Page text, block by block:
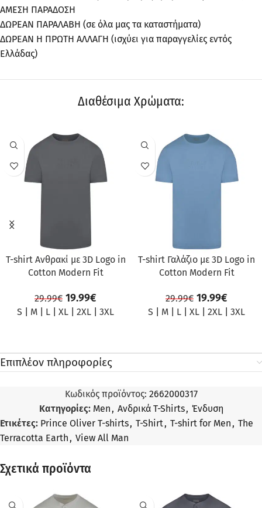
ΑΜΕΣΗ ΠΑΡΑΔΟΣΗ
ΔΩΡΕΑΝ ΠΑΡΑΛΑΒΗ (σε όλα μας τα καταστήματα)
ΔΩΡΕΑΝ Η ΠΡΩΤΗ ΑΛΛΑΓΗ (ισχύει για παραγγελίες εντός
Ελλάδας)
Διαθέσιμα Χρώματα:
ΠΡΟΣΦΟΡΆ
T-shirt Ανθρακί με 3D Logo in
Cotton Modern Fit
29.99€ 19.99€
S M L XL 2XL 3XL
ΠΡΟΣΦΟΡΆ
T-shirt Γαλάζιο με 3D Logo in
Cotton Modern Fit
29.99€ 19.99€
S M L XL 2XL 3XL
Επιπλέον πληροφορίες
Κωδικός προϊόντος: 2662000317
Κατηγορίες: Men, Ανδρικά T-Shirts, Ένδυση
Ετικέτες: Prince Oliver T-shirts, T-Shirt, T-shirt for Men, The
Terracotta Earth, View All Man
Σχετικά προϊόντα